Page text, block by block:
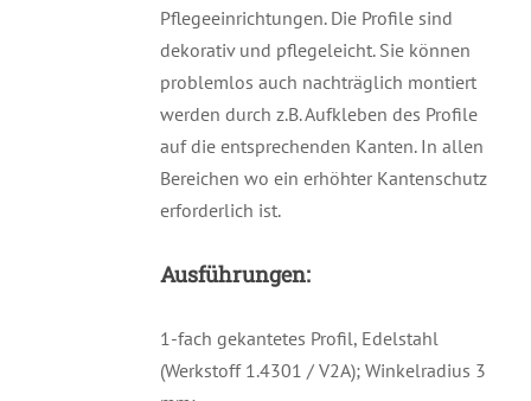
Pflegeeinrichtungen. Die Profile sind
dekorativ und pflegeleicht. Sie können
problemlos auch nachträglich montiert
werden durch z.B. Aufkleben des Profile
auf die entsprechenden Kanten. In allen
Bereichen wo ein erhöhter Kantenschutz
erforderlich ist.
Ausführungen:
1-fach gekantetes Profil, Edelstahl
(Werkstoff 1.4301 / V2A); Winkelradius 3